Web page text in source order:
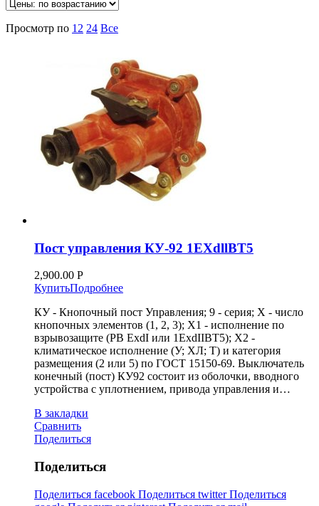
Просмотр по 12 24 Все
Пост управления КУ-92 1EXdllBT5
2,900.00 Р
КупитьПодробнее
КУ - Кнопочный пост Управления; 9 - серия; Х - число
кнопочных элементов (1, 2, 3); Х1 - исполнение по
взрывозащите (РВ ExdI или 1ExdIIВТ5); Х2 -
климатическое исполнение (У; ХЛ; Т) и категория
размещения (2 или 5) по ГОСТ 15150-69. Выключатель
конечный (пост) КУ92 состоит из оболочки, вводного
устройства с уплотнением, привода управления и…
В закладки
Сравнить
Поделиться
Поделиться
Поделиться facebook Поделиться twitterПоделиться